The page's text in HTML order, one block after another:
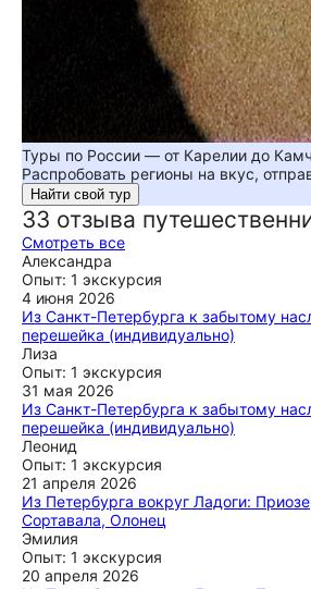
Туры по России — от Карелии до
Распробовать регионы на вкус,
Найти свой тур
33 отзыва
Смотреть все
Александра
Опыт: 1 экскурсия
4 июня 2026
Из Санкт-Петербурга к забытому
перешейка (индивидуально)
Наша компания провела два дня,
перешеек и Карелию вместе с двумя
впечатлила своей глубокой
интересно рассказывать, благодаря
и дождливая погода не испортила
путешествия. Владимир подробно
уникальна карельская архитектура.
там нечего смотреть, но экскурсия
моё мнение! От всей группы —
ещё
Лиза
Опыт: 1 экскурсия
31 мая 2026
Из Санкт-Петербурга к забытому
перешейка (индивидуально)
Раньше мы просто проезжали
Карелию, и не останавливались там.
задержаться, и город нас
историей. Вокруг много живописных
запомнились старинный финский
Первозванного на берегу Вуоксы.
оказалось очень информативным и
впечатления благодаря её
Леонид
Опыт: 1 экскурсия
21 апреля 2026
Из Петербурга вокруг Ладоги:
Сортавала, Олонец
Программа обещала знакомство с
музеями, но на деле превратилась в
погружение в карело-финскую
Эмилия
Опыт: 1 экскурсия
20 апреля 2026